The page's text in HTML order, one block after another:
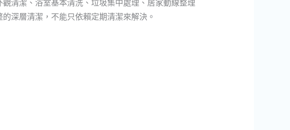
清潔、浴室基本清洗、垃圾集中處理、居家動線整理
深層清潔，不能只依賴定期清潔來解決。